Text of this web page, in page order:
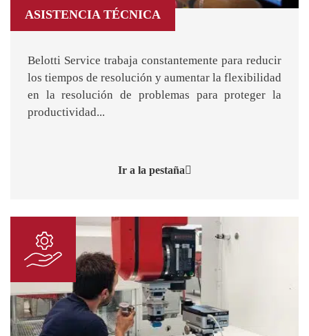
ASISTENCIA TÉCNICA
Belotti Service trabaja constantemente para reducir
los tiempos de resolución y aumentar la flexibilidad
en la resolución de problemas para proteger la
productividad...
Ir a la pestaña